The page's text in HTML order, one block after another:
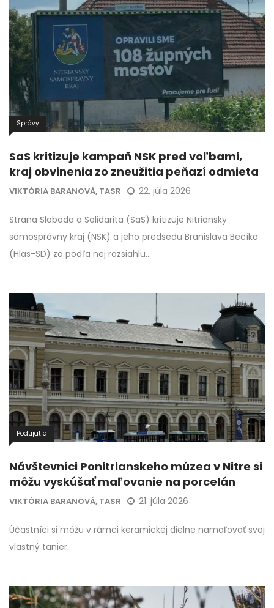
Správy
SaS kritizuje kampaň NSK pred voľbami,
kraj obvinenia zo zneužitia peňazí odmieta
VIKTÓRIA BARANOVÁ, TASR 22. júla 2026
Strana Sloboda a Solidarita (SaS) kritizuje Nitriansky
samosprávny kraj (NSK) a jeho predsedu Branislava Becíka
(Hlas-SD) za podľa nej rozsiahlu…
Podujatia
Návštevníci Ponitrianskeho múzea v Nitre si
môžu vyskúšať maľovanie na porcelán
VIKTÓRIA BARANOVÁ, TASR 21. júla 2026
Účastníci si môžu v rámci keramickej dielne namaľovať svoj
vlastný tanier.